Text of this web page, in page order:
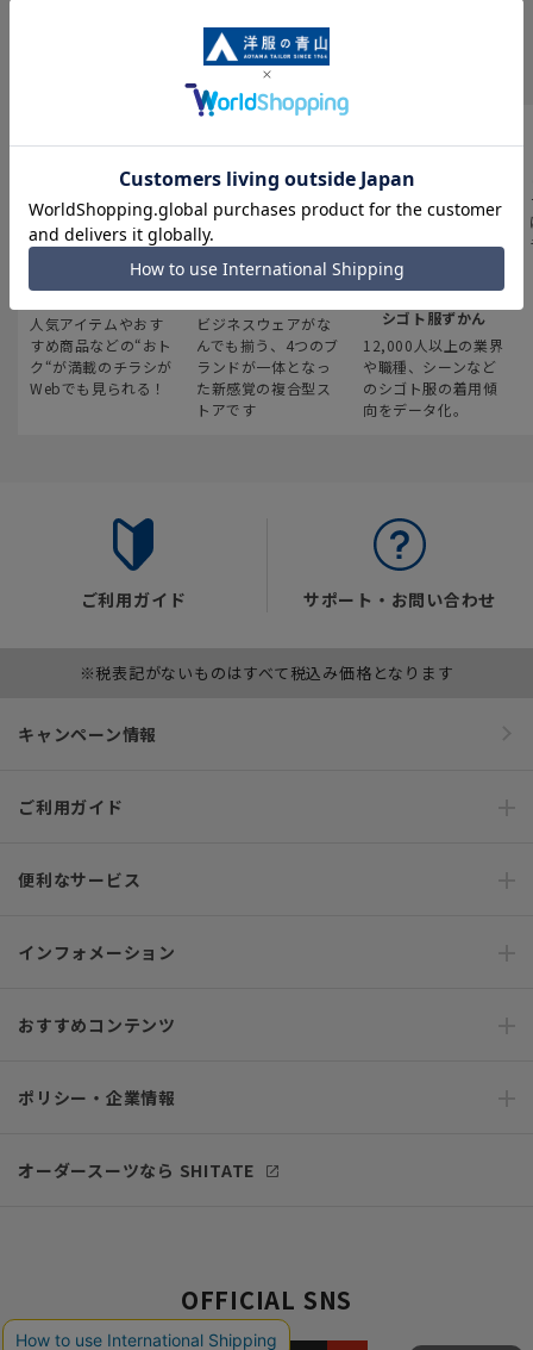
INFORMATION
最新のお買い得情報
人気アイテムやおす
すめ商品などの“おト
ク“が満載のチラシが
Webでも見られる！
スーツスクエア
ビジネスウェアがな
んでも揃う、4つのブ
ランドが一体となっ
た新感覚の複合型ス
トアです
みんなの
シゴト服ずかん
12,000人以上の業界
や職種、シーンなど
のシゴト服の着用傾
向をデータ化。
ご利用ガイド サポート・お問い合わせ
※税表記がないものはすべて税込み価格となります
キャンペーン情報
ご利用ガイド
便利なサービス
インフォメーション
おすすめコンテンツ
ポリシー・企業情報
オーダースーツなら SHITATE
OFFICIAL SNS